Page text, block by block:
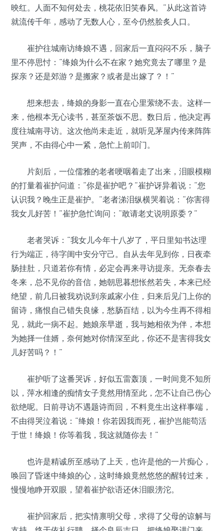
映红。人面不知何处去，桃花依旧笑春风。”从此这首诗
就流传千年，感动了无数人心，至今仍然脍炙人口。
崔护往城南访绛娘不遇，回家后一直闷闷不乐，脑子
里不停思忖：“绛娘为什么不在家？她究竟去了哪里？是
探亲？还是郊游？是搬家？或者是出嫁了？！”
想来想去，绛娘的身影一直在心里萦绕不去。这样一
来，他根本无心读书，甚至茶饭不思。数日后，他决定再
度往城南寻访。这次他尚未走近，就听见茅屋内传来阵阵
哭声，不由得心中一紧，急忙上前叩门。
片刻后，一位儒雅的老者哽咽着走了出来，泪眼模糊
的打量着崔护问道：“你是崔护吧？”崔护讶异着说：“您
认识我？晚生正是崔护。”老者涕泪纵横哭着说：“你害得
我女儿好苦！”崔护急忙询问：“敢请老丈说明原委？”
老者哭诉：“我女儿今年十八岁了，平日里知书达理
行为端正，待字闺中安分守己。自从去年见到你，日夜牵
肠挂肚，只道若你有情，必定会再来寻访提亲。无奈春去
冬来，总不见你的音信，她朝思暮想怅然若失，本来已经
绝望，前几日被我劝说到亲戚家小住，归来后见门上你的
留诗，痛恨自己错失良缘，愁肠百结，以为今生再不得相
见，就此一病不起。她娘亲早逝，我与她相依为伴，本想
为她择一佳婿，奈何她对你情深至此，你还不是害得我女
儿好苦吗？！”
崔护听了这番哭诉，好似五雷轰顶，一时间竟不知所
以，萍水相逢的痴情女子竟然用情至此，怎不让自己伤心
欲绝呢。日前寻访不遇题诗而回，不料竟生出这样事端，
不由得哭泣着说：“绛娘！你若因我而死，崔护岂能苟活
于世！绛娘！你等着我，我这就随你去！”
也许是精诚所至感动了上天，也许是他的一片痴心，
唤回了昏迷中绛娘的心，这时绛娘竟然悠悠的醒转过来，
慢慢地睁开双眼，望着崔护欲语还休泪眼滂沱。
崔护回家后，把实情禀明父母，求得了父母的谅解与